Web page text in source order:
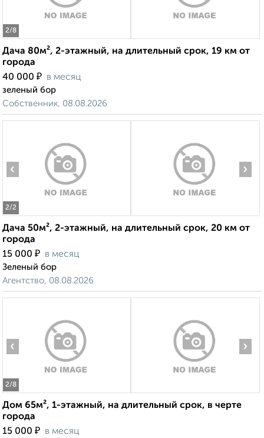
2/8
Дача 80м², 2-этажный, на длительный срок, 19 км от
города
40 000 ₽ в месяц
зеленый бор
Собственник, 08.08.2026
2/2
‹ ›
Дача 50м², 2-этажный, на длительный срок, 20 км от
города
15 000 ₽ в месяц
Зеленый бор
Агентство, 08.08.2026
2/8
‹ ›
Дом 65м², 1-этажный, на длительный срок, в черте
города
15 000 ₽ в месяц